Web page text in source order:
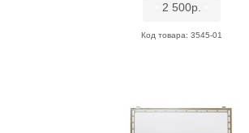
2 500р.
Код товара: 3545-01